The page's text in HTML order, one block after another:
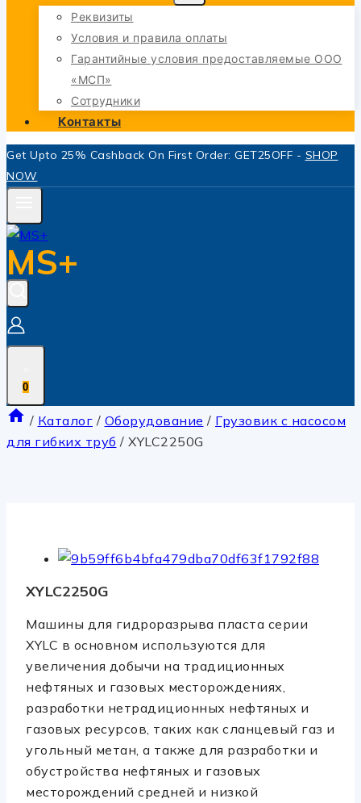
Реквизиты
Условия и правила оплаты
Гарантийные условия предоставляемые ООО
«МСП»
Сотрудники
Контакты
Get Upto 25% Cashback On First Order: GET25OFF - SHOP
NOW
MS+
0
/ Каталог / Оборудование / Грузовик с насосом
для гибких труб / XYLC2250G
XYLC2250G
Машины для гидроразрыва пласта серии
XYLC в основном используются для
увеличения добычи на традиционных
нефтяных и газовых месторождениях,
разработки нетрадиционных нефтяных и
газовых ресурсов, таких как сланцевый газ и
угольный метан, а также для разработки и
обустройства нефтяных и газовых
месторождений средней и низкой